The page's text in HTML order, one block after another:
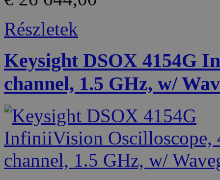
Részletek
Keysight DSOX 4154G
channel, 1.5 GHz, w/